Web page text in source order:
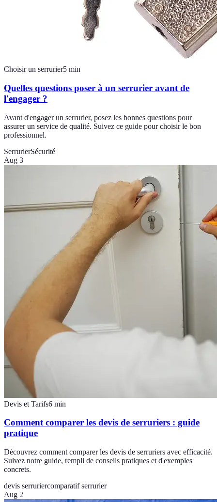
Choisir un serrurier5 min
Quelles questions poser à un serrurier avant de
l'engager ?
Avant d'engager un serrurier, posez les bonnes questions pour
assurer un service de qualité. Suivez ce guide pour choisir le bon
professionnel.
SerrurierSécurité
Aug 3
Devis et Tarifs6 min
Comment comparer les devis de serruriers : guide
pratique
Découvrez comment comparer les devis de serruriers avec efficacité.
Suivez notre guide, rempli de conseils pratiques et d'exemples
concrets.
devis serruriercomparatif serrurier
Aug 2